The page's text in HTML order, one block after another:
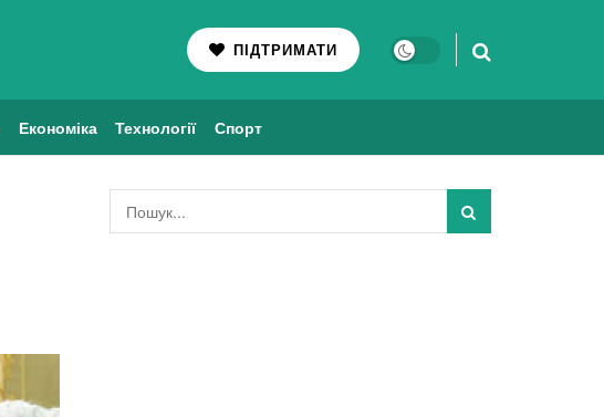
ПІДТРИМАТИ
Економіка Технології Спорт